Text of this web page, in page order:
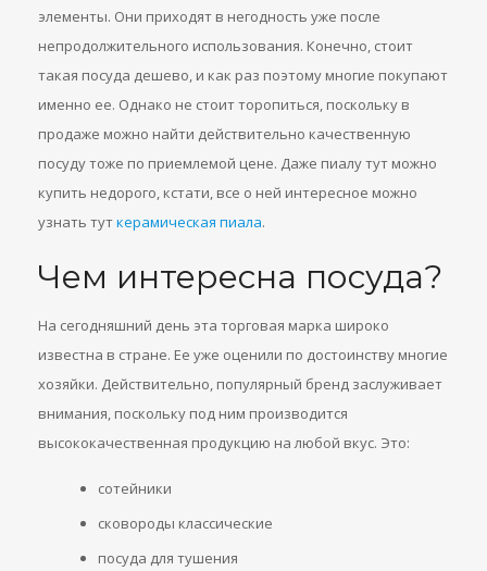
элементы. Они приходят в негодность уже после
непродолжительного использования. Конечно, стоит
такая посуда дешево, и как раз поэтому многие покупают
именно ее. Однако не стоит торопиться, поскольку в
продаже можно найти действительно качественную
посуду тоже по приемлемой цене. Даже пиалу тут можно
купить недорого, кстати, все о ней интересное можно
узнать туткерамическая пиала.
Чем интересна посуда?
На сегодняшний день эта торговая марка широко
известна в стране. Ее уже оценили по достоинству многие
хозяйки. Действительно, популярный бренд заслуживает
внимания, поскольку под ним производится
высококачественная продукцию на любой вкус. Это:
сотейники
сковороды классические
посуда для тушения